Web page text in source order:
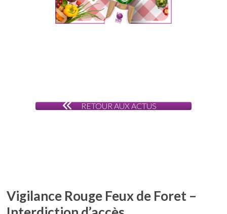
RETOUR AUX ACTUS
Vigilance Rouge Feux de Foret –